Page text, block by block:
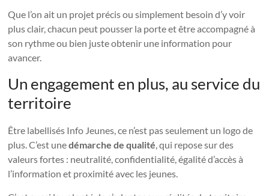
Que l’on ait un projet précis ou simplement besoin d’y voir
plus clair, chacun peut pousser la porte et être accompagné à
son rythme ou bien juste obtenir une information pour
avancer.
Un engagement en plus, au service du
territoire
Être labellisés Info Jeunes, ce n’est pas seulement un logo de
plus. C’est unedémarche de qualité , qui repose sur des
valeurs fortes : neutralité, confidentialité, égalité d’accès à
l’information et proximité avec les jeunes.